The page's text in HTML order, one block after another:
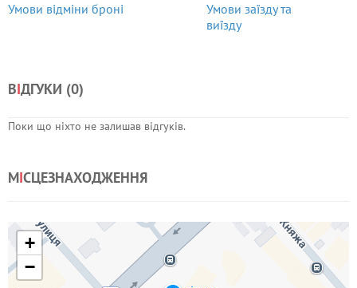
Умови відміни броні
Умови заїзду та
виїзду
ВІДГУКИ (0)
Поки що ніхто не залишав відгуків.
МІСЦЕЗНАХОДЖЕННЯ
+
−